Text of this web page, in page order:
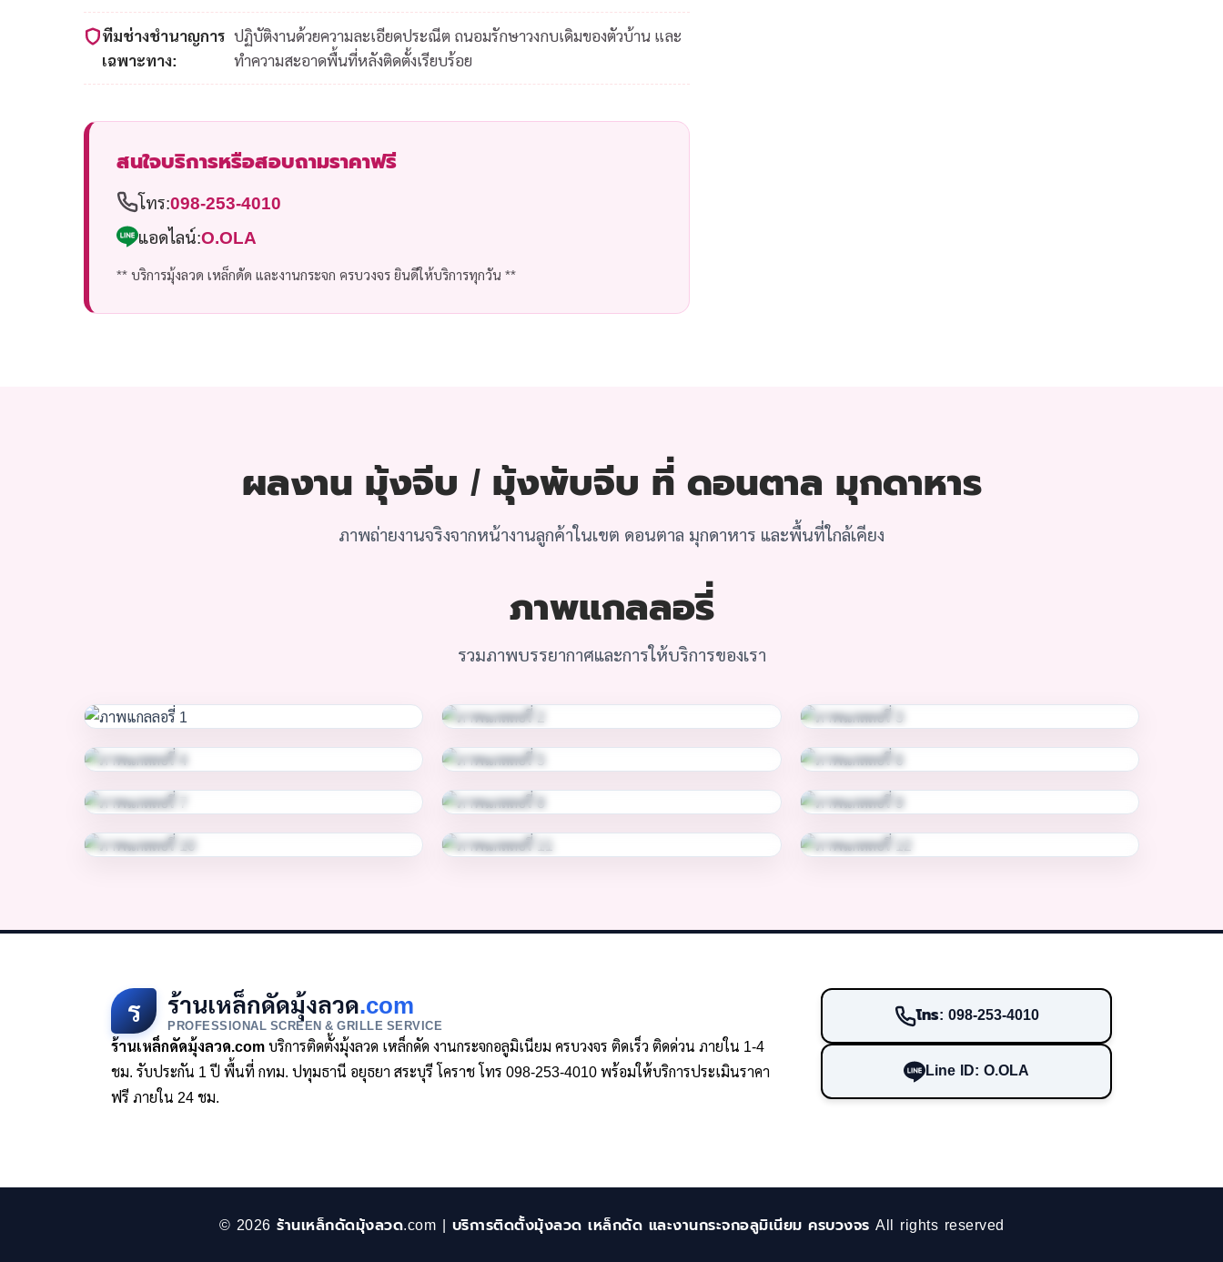
ทีมช่างชำนาญการ
เฉพาะทาง:
ปฏิบัติงานด้วยความละเอียดประณีต ถนอมรักษาวงกบเดิมของตัวบ้าน และ
ทำความสะอาดพื้นที่หลังติดตั้งเรียบร้อย
สนใจบริการหรือสอบถามราคาฟรี
โทร:098-253-4010
แอดไลน์:O.OLA
** บริการมุ้งลวด เหล็กดัด และงานกระจก ครบวงจร ยินดีให้บริการทุกวัน **
ผลงาน มุ้งจีบ / มุ้งพับจีบ ที่ ดอนตาล มุกดาหาร
ภาพถ่ายงานจริงจากหน้างานลูกค้าในเขต ดอนตาล มุกดาหาร และพื้นที่ใกล้เคียง
ภาพแกลลอรี่
รวมภาพบรรยากาศและการให้บริการของเรา
ร ร้านเหล็กดัดมุ้งลวด.com
PROFESSIONAL SCREEN & GRILLE SERVICE
ร้านเหล็กดัดมุ้งลวด.comบริการติดตั้งมุ้งลวด เหล็กดัด งานกระจกอลูมิเนียม ครบวงจร ติดเร็ว ติดด่วน ภายใน 1-4
ชม. รับประกัน 1 ปี พื้นที่ กทม. ปทุมธานี อยุธยา สระบุรี โคราช โทร 098-253-4010 พร้อมให้บริการประเมินราคา
ฟรี ภายใน 24 ชม.
โทร: 098-253-4010
Line ID: O.OLA
© 2026 ร้านเหล็กดัดมุ้งลวด.com | บริการติดตั้งมุ้งลวด เหล็กดัด และงานกระจกอลูมิเนียม ครบวงจร All rights reserved